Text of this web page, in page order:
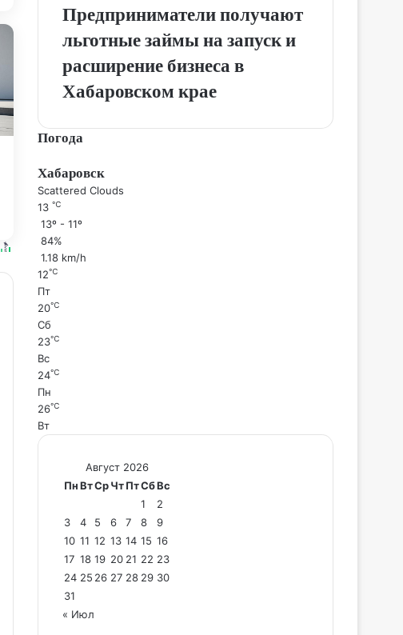
Предприниматели получают
льготные займы на запуск и
расширение бизнеса в
Хабаровском крае
Погода
Хабаровск
Scattered Clouds
13 ℃
13º - 11º
84%
1.18 km/h
12℃
Пт
20℃
Сб
23℃
Вс
24℃
Пн
26℃
Вт
Август 2026
ПнВтСрЧтПтСбВс
1
2
3
4 5 6 7 8
9
10 11 12 13 14 15 16
17 18 19 20 21 22 23
24 25 26 27 28 29 30
31
« Июл